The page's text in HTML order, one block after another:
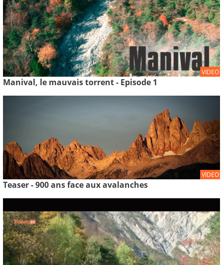
VIDEO
Manival, le mauvais torrent - Episode 1
VIDEO
Teaser - 900 ans face aux avalanches